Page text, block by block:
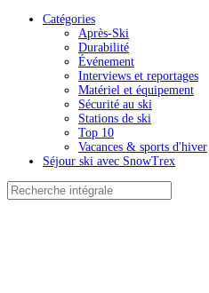
Catégories
Après-Ski
Durabilité
Événement
Interviews et reportages
Matériel et équipement
Sécurité au ski
Stations de ski
Top 10
Vacances & sports d'hiver
Séjour ski avec SnowTrex